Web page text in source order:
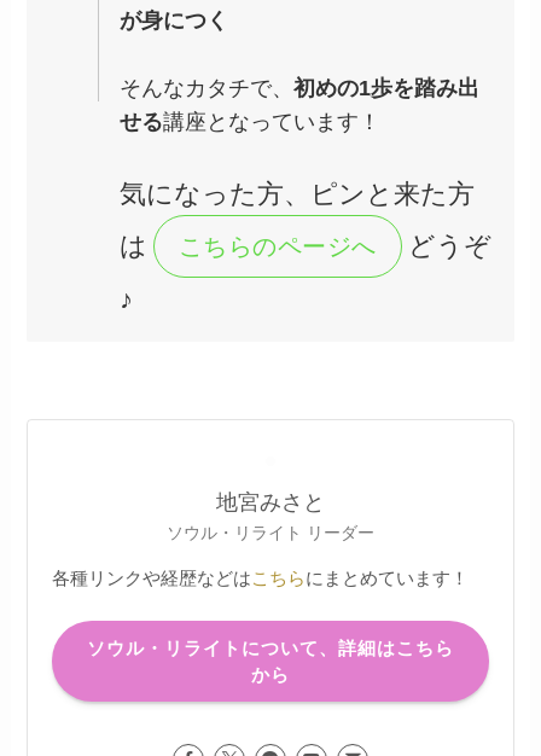
が身につく
そんなカタチで、 初めの1歩を踏み出
せる講座となっています！
気になった方、ピンと来た方
は
こちらのページへ
どうぞ
♪
地宮みさと
ソウル・リライト リーダー
各種リンクや経歴などはこちらにまとめています！
ソウル・リライトについて、詳細はこちら
から